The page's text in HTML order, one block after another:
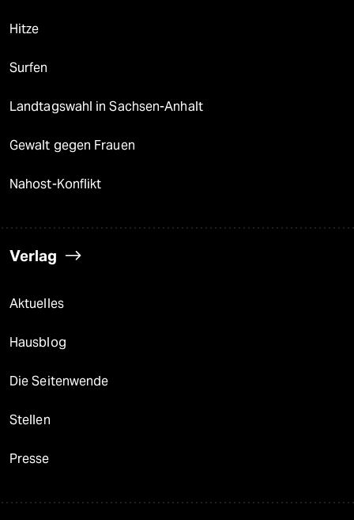
Hitze
Surfen
Landtagswahl in Sachsen-Anhalt
Gewalt gegen Frauen
Nahost-Konflikt
Verlag
Aktuelles
Hausblog
Die Seitenwende
Stellen
Presse